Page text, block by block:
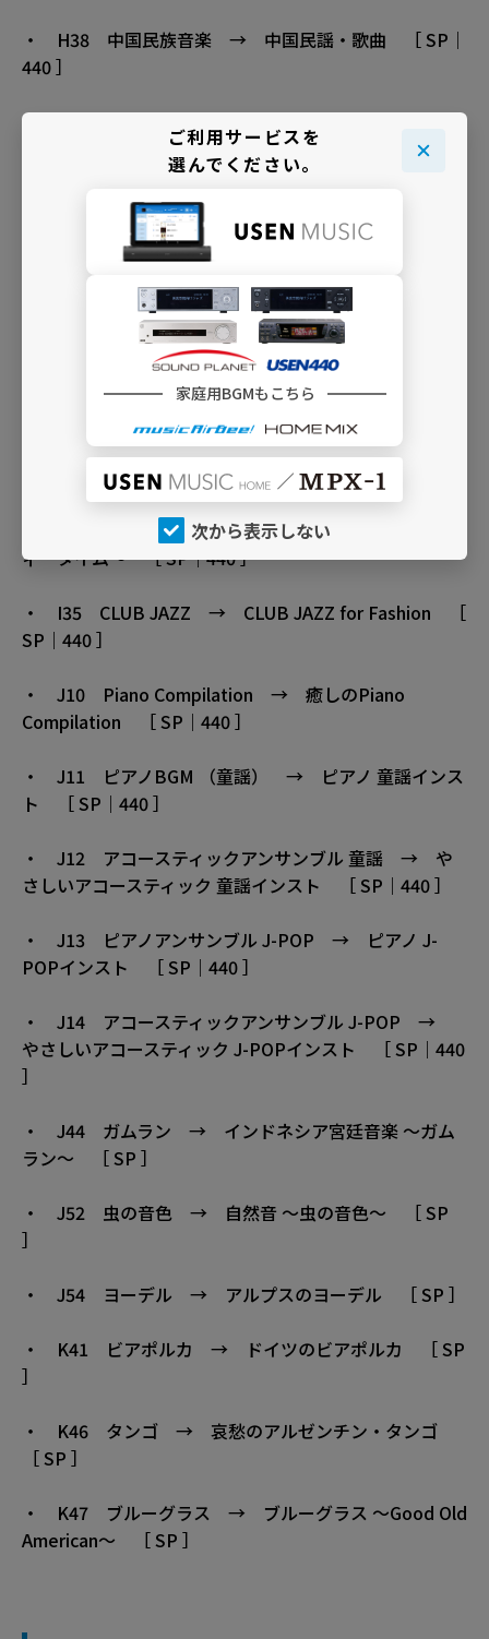
・ H38 中国民族音楽 → 中国民謡・歌曲 ［ SP｜
440 ］
・ H77 ジプシー・スウィング → ジプシー・スウ
ィング （レトロ空間） ［ SP ］
・ I10 イージーリスニング J-POP → カジュアル
J-POPインスト ［ SP｜440 ］
・ I11 DEEP HOUSE → DEEP HOUSE for
Fashion ［ SP｜440 ］
・ I20 Guitar Compilation → くつろぎのGuitar
Compilation ［ SP｜440 ］
・ I30 Swingin’ Pops → Swingin’ Pops （レトロ
空間） ［ SP｜440 ］
・ I31 Electro Swing → Electro Swing 〜パーテ
ィータイム〜 ［ SP｜440 ］
・ I35 CLUB JAZZ → CLUB JAZZ for Fashion ［
SP｜440 ］
・ J10 Piano Compilation → 癒しのPiano
Compilation ［ SP｜440 ］
・ J11 ピアノBGM （童謡） → ピアノ 童謡インス
ト ［ SP｜440 ］
・ J12 アコースティックアンサンブル 童謡 → や
さしいアコースティック 童謡インスト ［ SP｜440 ］
・ J13 ピアノアンサンブル J-POP → ピアノ J-
POPインスト ［ SP｜440 ］
・ J14 アコースティックアンサンブル J-POP →
やさしいアコースティック J-POPインスト ［ SP｜440
］
・ J44 ガムラン → インドネシア宮廷音楽 〜ガム
ラン〜 ［ SP ］
・ J52 虫の音色 → 自然音 〜虫の音色〜 ［ SP
］
・ J54 ヨーデル → アルプスのヨーデル ［ SP ］
・ K41 ビアポルカ → ドイツのビアポルカ ［ SP
］
・ K46 タンゴ → 哀愁のアルゼンチン・タンゴ
［ SP ］
・ K47 ブルーグラス → ブルーグラス 〜Good Old
American〜 ［ SP ］
ご利用サービスを
選んでください。
家庭用BGMもこちら
次から表示しない